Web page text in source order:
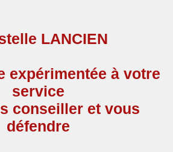
LANCIEN
expérimentée à votre
service
conseiller et vous
défendre